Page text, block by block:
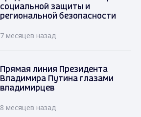
социальной защиты и
региональной безопасности
7 месяцев назад
Прямая линия Президента
Владимира Путина глазами
владимирцев
8 месяцев назад